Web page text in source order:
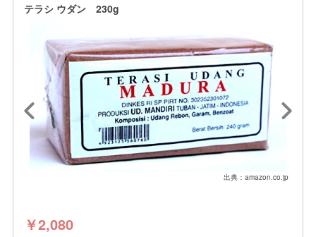
テラシ ウダン 230g
出典：amazon.co.jp
￥2,080